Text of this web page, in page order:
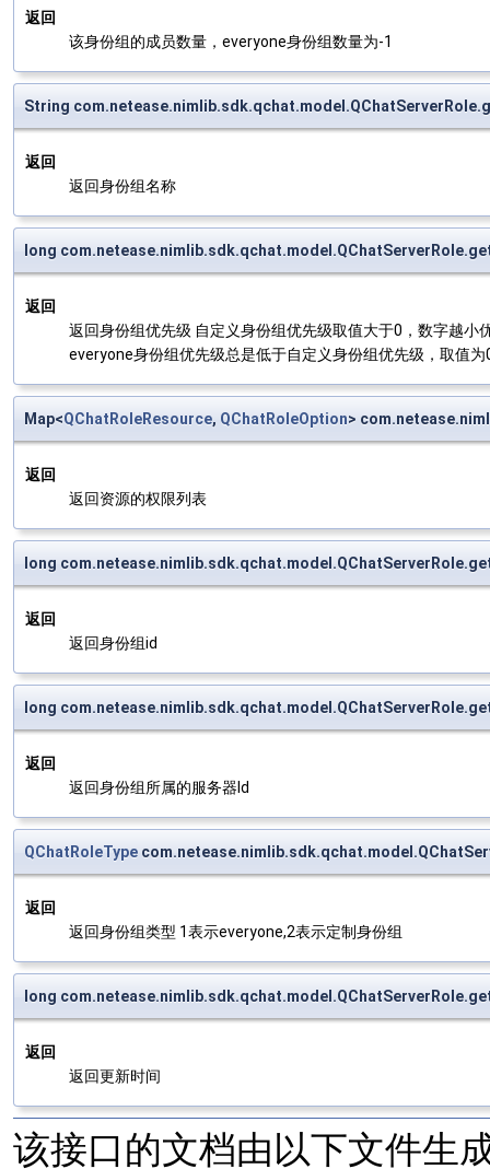
返回
该身份组的成员数量，everyone身份组数量为-1
String
返回
返回身份组名称
long
返回
返回身份组优先级 自定义身份组优先级取值大于0，数字越
everyone身份组优先级总是低于自定义身份组优先级，取值
Map<QChatRoleResource, QChatRoleOption>
返回
返回资源的权限列表
long
返回
返回身份组id
long
返回
返回身份组所属的服务器Id
QChatRoleType
返回
返回身份组类型 1表示everyone,2表示定制身份组
long
返回
返回更新时间
该接口的文档由以下文件生